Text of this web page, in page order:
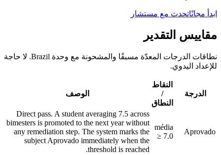
ابدأ مجانًاتحدث مع مستشار
مقاييس التقدير
نطاقات الدرجات المعدّة مسبقًا والمشحونة مع وحدة Brazil. لا حاجة
للإعداد اليدوي.
الدرجة
النقاط
/
النطاق
الوصف
Aprovado
média
≥ 7.0
Direct pass. A student averaging 7.5 across
bimesters is promoted to the next year without
any remediation step. The system marks the
subject Aprovado immediately when the
threshold is reached.